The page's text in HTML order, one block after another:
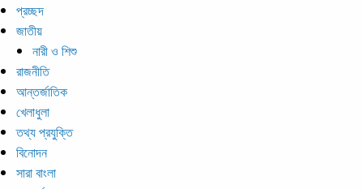
প্রচ্ছদ
জাতীয়
নারী ও শিশু
রাজনীতি
আন্তর্জাতিক
খেলাধুলা
তথ্য প্রযুক্তি
বিনোদন
সারা বাংলা